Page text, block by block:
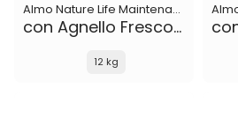
Almo Nature Life Maintenance
con Agnello Fresco M
12 kg